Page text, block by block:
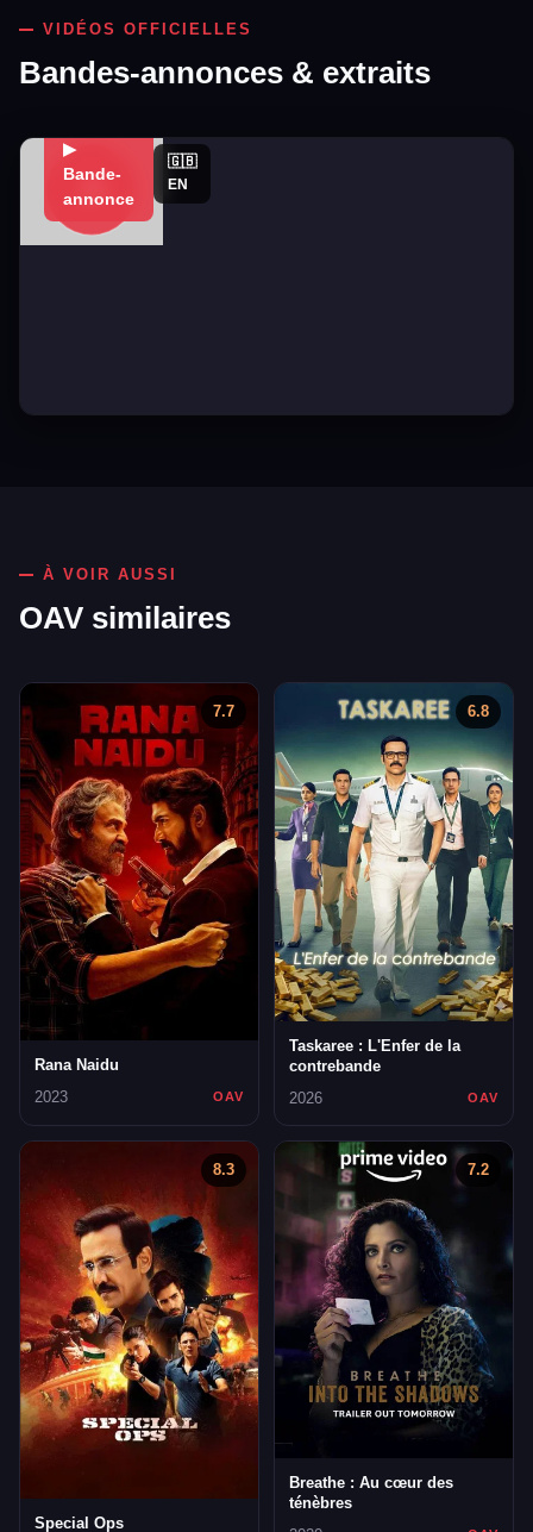
VIDÉOS OFFICIELLES
Bandes-annonces & extraits
▶
Bande-
annonce
🇬🇧
EN
À VOIR AUSSI
OAV similaires
7.7
Rana Naidu
2023
OAV
6.8
Taskaree : L'Enfer de la
contrebande
2026
OAV
8.3
Special Ops
7.2
Breathe : Au cœur des
ténèbres